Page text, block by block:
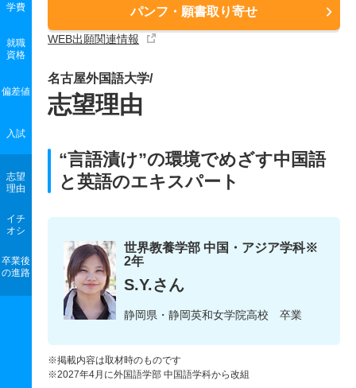
パンフ・願書取り寄せ
WEB出願関連情報
学費
就職
資格
偏差値
入試
志望
理由
イチ
オシ
卒業後
の進路
名古屋外国語大学/
志望理由
“言語漬け”の環境でめざす中国語
と英語のエキスパート
世界教養学部 中国・アジア学科※
2年
S.Y.さん
静岡県・静岡英和女学院高校 卒業
※掲載内容は取材時のものです
※2027年4月に外国語学部 中国語学科から改組